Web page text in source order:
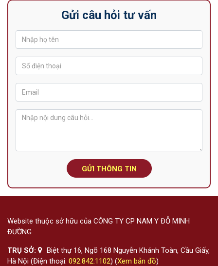
Gửi câu hỏi tư vấn
GỬI THÔNG TIN
Website thuộc sở hữu của CÔNG TY CP NAM Y ĐỖ MINH
ĐƯỜNG
TRỤ SỞ:
Biệt thự 16, Ngõ 168 Nguyễn Khánh Toàn, Cầu Giấy,
Hà Nội (Điện thoại: 092.842.1102) (Xem bản đồ)